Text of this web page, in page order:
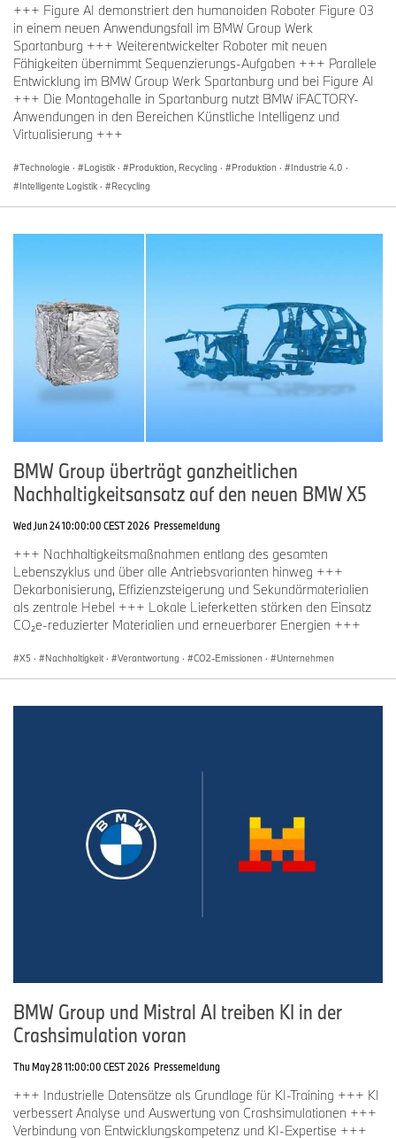
+++ Figure AI demonstriert den humanoiden Roboter Figure 03
in einem neuen Anwendungsfall im BMW Group Werk
Spartanburg +++ Weiterentwickelter Roboter mit neuen
Fähigkeiten übernimmt Sequenzierungs-Aufgaben +++ Parallele
Entwicklung im BMW Group Werk Spartanburg und bei Figure AI
+++ Die Montagehalle in Spartanburg nutzt BMW iFACTORY-
Anwendungen in den Bereichen Künstliche Intelligenz und
Virtualisierung +++
Technologie · Logistik · Produktion, Recycling · Produktion · Industrie 4.0 ·
Intelligente Logistik · Recycling
BMW Group überträgt ganzheitlichen
Nachhaltigkeitsansatz auf den neuen BMW X5
Wed Jun 24 10:00:00 CEST 2026 Pressemeldung
+++ Nachhaltigkeitsmaßnahmen entlang des gesamten
Lebenszyklus und über alle Antriebsvarianten hinweg +++
Dekarbonisierung, Effizienzsteigerung und Sekundärmaterialien
als zentrale Hebel +++ Lokale Lieferketten stärken den Einsatz
CO₂e-reduzierter Materialien und erneuerbarer Energien +++
X5 · Nachhaltigkeit · Verantwortung · CO2-Emissionen · Unternehmen
BMW Group und Mistral AI treiben KI in der
Crashsimulation voran
Thu May 28 11:00:00 CEST 2026 Pressemeldung
+++ Industrielle Datensätze als Grundlage für KI-Training +++ KI
verbessert Analyse und Auswertung von Crashsimulationen +++
Verbindung von Entwicklungskompetenz und KI-Expertise +++